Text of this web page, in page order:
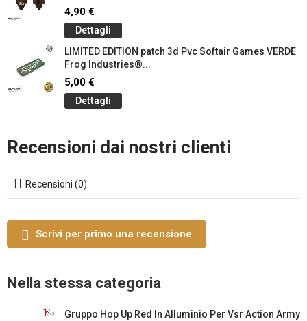
4,90 €
Dettagli
LIMITED EDITION patch 3d Pvc Softair Games VERDE
Frog Industries®...
5,00 €
Dettagli
Recensioni dai nostri clienti
Recensioni (0)
Scrivi per primo una recensione
Nella stessa categoria
Gruppo Hop Up Red In Alluminio Per Vsr Action Army